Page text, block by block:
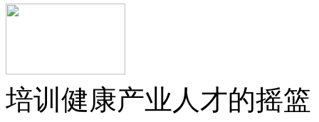
培训健康产业人才的摇篮